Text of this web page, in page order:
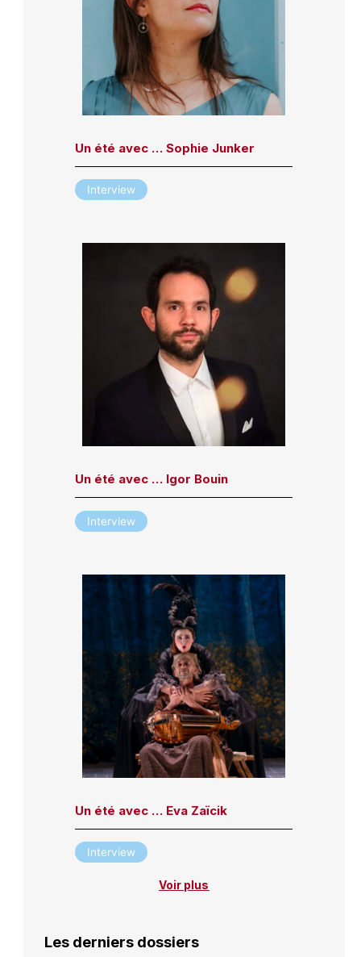
Un été avec … Sophie Junker
Interview
Un été avec … Igor Bouin
Interview
Un été avec … Eva Zaïcik
Interview
Voir plus
Les derniers dossiers